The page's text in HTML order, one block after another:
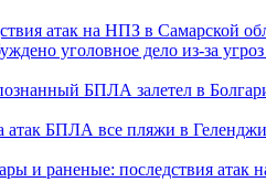
атак на НПЗ в Самарской
уголовное дело из-за
БПЛА залетел в
атак БПЛА все пляжи в
и раненые: последствия атак